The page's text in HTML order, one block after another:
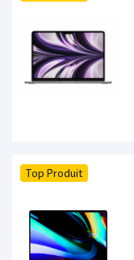
Top Produit